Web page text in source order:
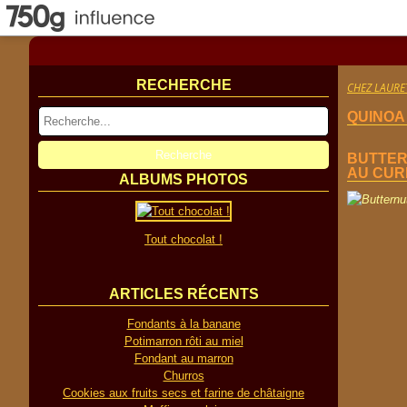
RECHERCHE
ALBUMS PHOTOS
Tout chocolat !
ARTICLES RÉCENTS
Fondants à la banane
Potimarron rôti au miel
Fondant au marron
Churros
Cookies aux fruits secs et farine de châtaigne
CHEZ
QUINOA
AU